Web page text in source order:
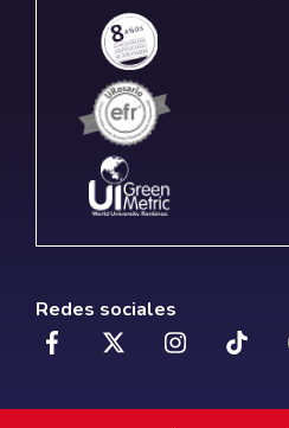
Redes sociales